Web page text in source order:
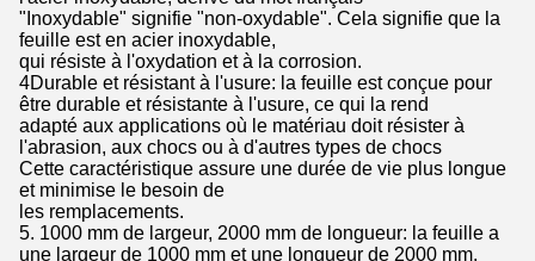
"Inoxydable" signifie "non-oxydable". Cela signifie que la
feuille est en acier inoxydable,
qui résiste à l'oxydation et à la corrosion.
4Durable et résistant à l'usure: la feuille est conçue pour
être durable et résistante à l'usure, ce qui la rend
adapté aux applications où le matériau doit résister à
l'abrasion, aux chocs ou à d'autres types de chocs
Cette caractéristique assure une durée de vie plus longue
et minimise le besoin de
les remplacements.
5. 1000 mm de largeur, 2000 mm de longueur: la feuille a
une largeur de 1000 mm et une longueur de 2000 mm.